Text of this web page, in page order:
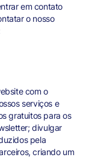
em contato
o nosso
com o
serviços e
gratuitos para os
divulgar
pela
criando um